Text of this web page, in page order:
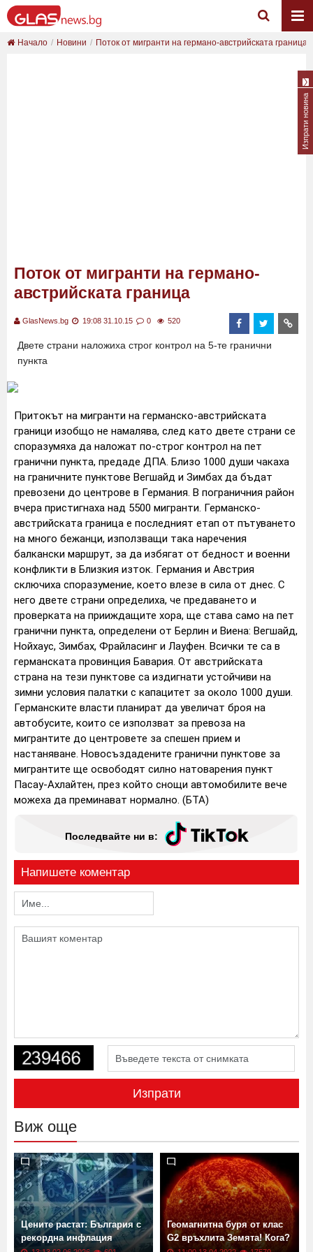
Начало Новини Поток от мигранти на германо-австрийската граница
Поток от мигранти на германо-
австрийската граница
GlasNews.bg 19:08 31.10.15 0 520
Двете страни наложиха строг контрол на 5-те гранични
пункта
Притокът на мигранти на германско-австрийската
граници изобщо не намалява, след като двете страни се
споразумяха да наложат по-строг контрол на пет
гранични пункта, предаде ДПА. Близо 1000 души чакаха
на граничните пунктове Вегшайд и Зимбах да бъдат
превозени до центрове в Германия. В пограничния район
вчера пристигнаха над 5500 мигранти. Германско-
австрийската граница е последният етап от пътуването
на много бежанци, използващи така наречения
балкански маршрут, за да избягат от бедност и военни
конфликти в Близкия изток. Германия и Австрия
сключиха споразумение, което влезе в сила от днес. С
него двете страни определиха, че предаването и
проверката на прииждащите хора, ще става само на пет
гранични пункта, определени от Берлин и Виена: Вегшайд,
Нойхаус, Зимбах, Фрайласинг и Лауфен. Всички те са в
германската провинция Бавария. От австрийската
страна на тези пунктове са издигнати устойчиви на
зимни условия палатки с капацитет за около 1000 души.
Германските власти планират да увеличат броя на
автобусите, които се използват за превоза на
мигрантите до центровете за спешен прием и
настаняване. Новосъздадените гранични пунктове за
мигрантите ще освободят силно натоварения пункт
Пасау-Ахлайтен, през който снощи автомобилите вече
можеха да преминават нормално. (БТА)
Последвайте ни в:
Напишете коментар
Виж още
Изпрати новина